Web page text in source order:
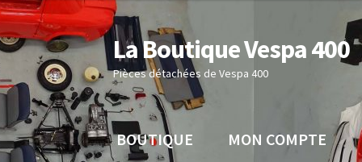
Aller
à
la
navigation
Aller
au
contenu
La Boutique Vespa 400
Pièces détachées de Vespa 400
BOUTIQUE MON COMPTE